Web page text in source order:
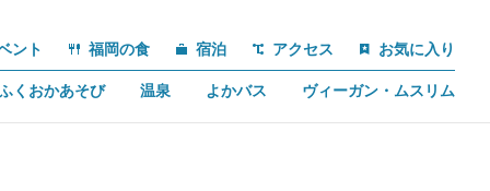
ント 福岡の食 宿泊 アクセス お気に入り
くおかあそび 温泉 よかバス ヴィーガン・ムスリム